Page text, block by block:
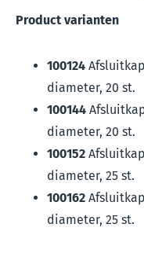
Product varianten
100124
diameter, 20 st.
100144
diameter, 20 st.
100152
diameter, 25 st.
100162
diameter, 25 st.